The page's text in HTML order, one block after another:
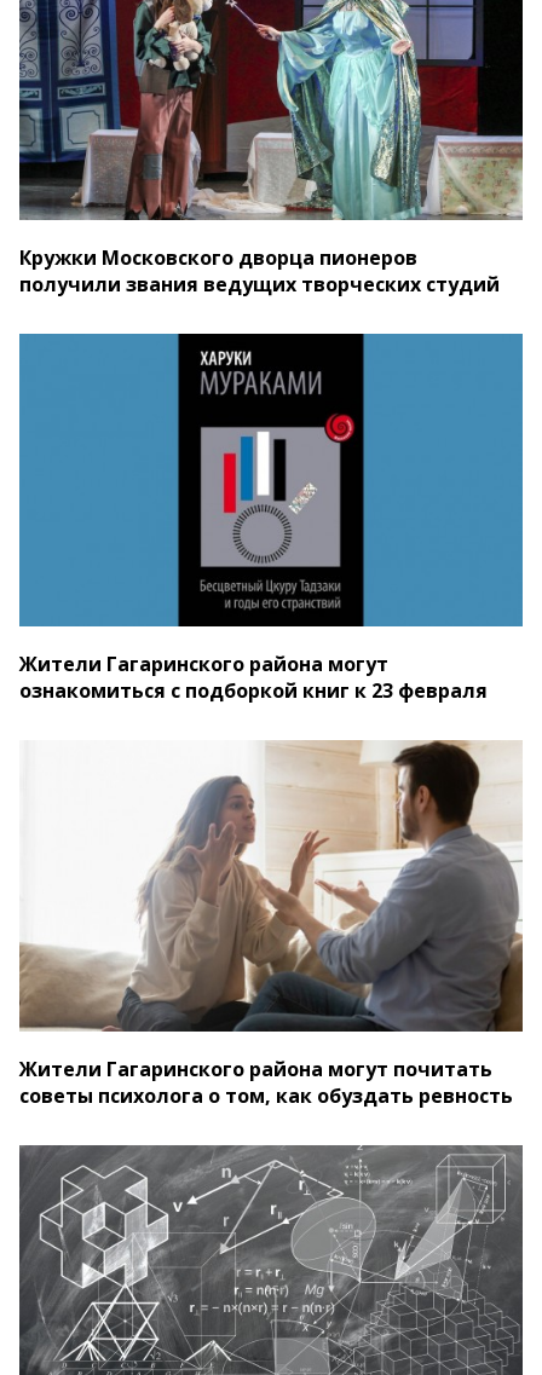
Кружки Московского дворца пионеров
получили звания ведущих творческих студий
Жители Гагаринского района могут
ознакомиться с подборкой книг к 23 февраля
Жители Гагаринского района могут почитать
советы психолога о том, как обуздать ревность